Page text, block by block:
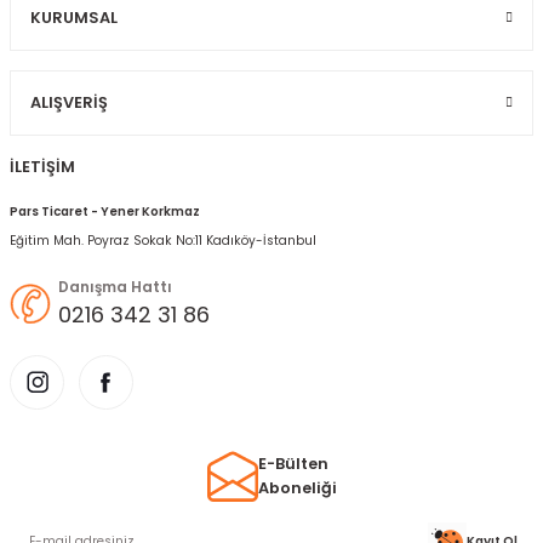
KURUMSAL
ALIŞVERIŞ
İLETİŞİM
Pars Ticaret - Yener Korkmaz
Eğitim Mah. Poyraz Sokak No:11 Kadıköy-İstanbul
Danışma Hattı
0216 342 31 86
E-Bülten
Aboneliği